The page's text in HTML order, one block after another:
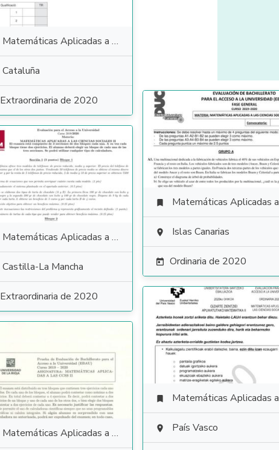
Matemáticas Aplicadas a las Ciencias Sociales
Cataluña
Extraordinaria de 2020
 Matemáticas Aplicadas a las Ciencias Sociales
 Islas Canarias
 Ordinaria de 2020
Matemáticas Aplicadas a las Ciencias Sociales
Castilla-La Mancha
Extraordinaria de 2020
 Matemáticas Aplicadas a las Ciencias Sociales
 País Vasco
Matemáticas Aplicadas a las Ciencias Sociales